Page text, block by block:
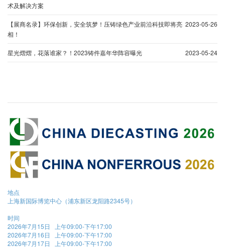
术及解决方案
2023-05-26
【展商名录】环保创新，安全筑梦！压铸绿色产业前沿科技即将亮
相！
2023-05-24
星光熠熠，花落谁家？！2023铸件嘉年华阵容曝光
地点
上海新国际博览中心（浦东新区龙阳路2345号）
时间
2026年7月15日 上午09:00-下午17:00
2026年7月16日 上午09:00-下午17:00
2026年7月17日 上午09:00-下午17:00